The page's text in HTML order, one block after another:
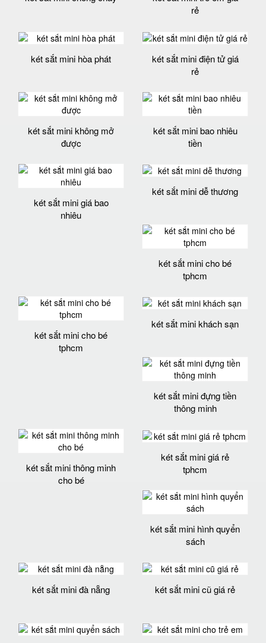
rẻ
két sắt mini hòa phát
két sắt mini điện tử giá
rẻ
két sắt mini không mở
được
két sắt mini bao nhiêu
tiền
két sắt mini giá bao
nhiêu
két sắt mini dễ thương
két sắt mini cho bé
tphcm
két sắt mini cho bé
tphcm
két sắt mini khách sạn
két sắt mini đựng tiền
thông minh
két sắt mini thông minh
cho bé
két sắt mini giá rẻ
tphcm
két sắt mini hình quyển
sách
két sắt mini đà nẵng két sắt mini cũ giá rẻ